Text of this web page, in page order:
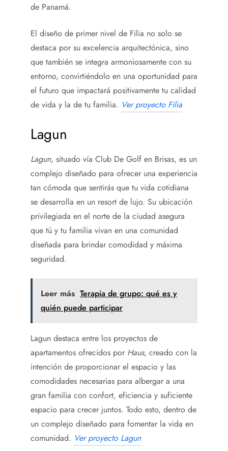
de Panamá.
El diseño de primer nivel de Filia no solo se
destaca por su excelencia arquitectónica, sino
que también se integra armoniosamente con su
entorno, convirtiéndolo en una oportunidad para
el futuro que impactará positivamente tu calidad
de vida y la de tu familia. Ver proyecto Filia
Lagun
Lagun, situado vía Club De Golf en Brisas, es un
complejo diseñado para ofrecer una experiencia
tan cómoda que sentirás que tu vida cotidiana
se desarrolla en un resort de lujo. Su ubicación
privilegiada en el norte de la ciudad asegura
que tú y tu familia vivan en una comunidad
diseñada para brindar comodidad y máxima
seguridad.
Leer más Terapia de grupo: qué es y
quién puede participar
Lagun destaca entre los proyectos de
apartamentos ofrecidos por Haus, creado con la
intención de proporcionar el espacio y las
comodidades necesarias para albergar a una
gran familia con confort, eficiencia y suficiente
espacio para crecer juntos. Todo esto, dentro de
un complejo diseñado para fomentar la vida en
comunidad. Ver proyecto Lagun